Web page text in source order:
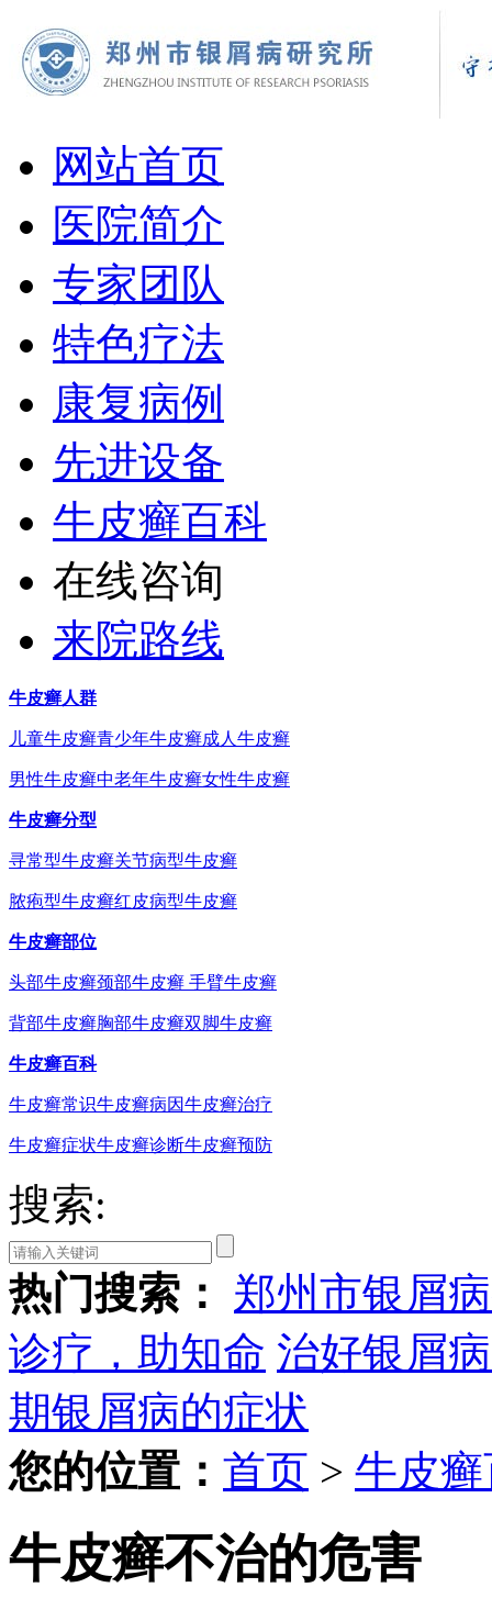
网站首页
医院简介
专家团队
特色疗法
康复病例
先进设备
牛皮癣百科
在线咨询
来院路线
牛皮癣人群
儿童牛皮癣青少年牛皮癣成人牛皮癣
男性牛皮癣中老年牛皮癣女性牛皮癣
牛皮癣分型
寻常型牛皮癣关节病型牛皮癣
脓疱型牛皮癣红皮病型牛皮癣
牛皮癣部位
头部牛皮癣颈部牛皮癣 手臂牛皮癣
背部牛皮癣胸部牛皮癣双脚牛皮癣
牛皮癣百科
牛皮癣常识牛皮癣病因牛皮癣治疗
牛皮癣症状牛皮癣诊断牛皮癣预防
搜索:
热门搜索：
郑州市银屑
诊疗，助知命 治好银屑
期银屑病的症状
您的位置： 首页 > 牛皮
牛皮癣不治的危害